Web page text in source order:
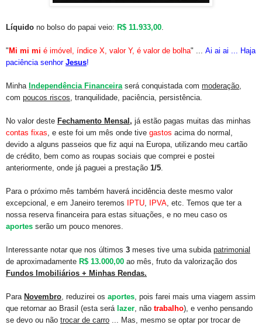
Líquido no bolso do papai veio: R$ 11.933,00
"Mi mi mi é imóvel, índice X, valor Y, é valor de bolha" ... Ai ai ai ... Haja
paciência senhor Jesus!
Minha Independência Financeira será conquistada com moderação
com poucos riscos , tranquilidade, paciência, persistência.
No valor deste Fechamento Mensal, já estão pagas muitas das minhas
contas fixas , e este foi um mês onde tive gastos acima do normal,
devido a alguns passeios que fiz aqui na Europa, utilizando meu cartão
de crédito, bem como as roupas sociais que comprei e postei
anteriormente, onde já paguei a prestação 1/5
Para o próximo mês também haverá incidência deste mesmo valor
excepcional, e em Janeiro teremos IPTU IPVA , etc. Temos que ter a
nossa reserva financeira para estas situações, e no meu caso os
aportes serão um pouco menores.
Interessante notar que nos últimos 3 meses tive uma subida patrimonial
de aproximadamente R$ 13.000,00 ao mês, fruto da valorização dos
Fundos Imobiliários + Minhas Rendas.
Para Novembro , reduzirei os aportes , pois farei mais uma viagem assim
que retornar ao Brasil (esta será lazer , não trabalho), e venho pensando
se devo ou não trocar de carro ... Mas, mesmo se optar por trocar de